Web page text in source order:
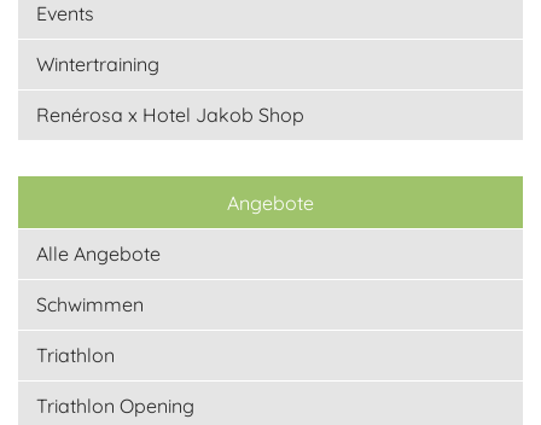
Events
Wintertraining
Renérosa x Hotel Jakob Shop
Angebote
Alle Angebote
Schwimmen
Triathlon
Triathlon Opening